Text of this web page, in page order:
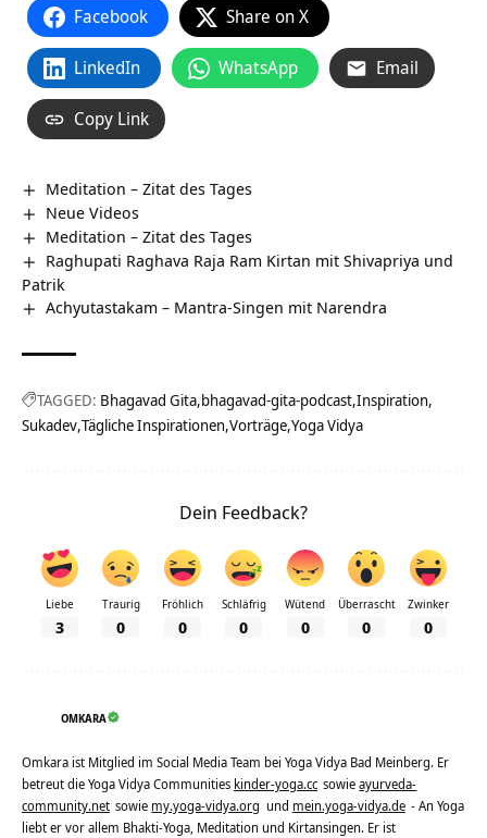
Facebook Share on X
LinkedIn WhatsApp Email
Copy Link
Meditation – Zitat des Tages
Neue Videos
Meditation – Zitat des Tages
Raghupati Raghava Raja Ram Kirtan mit Shivapriya und
Patrik
Achyutastakam – Mantra-Singen mit Narendra
TAGGED: Bhagavad Gita bhagavad-gita-podcast Inspiration
Sukadev Tägliche Inspirationen Vorträge Yoga Vidya
Dein Feedback?
Liebe
3
Traurig
0
Fröhlich
0
Schläfrig
0
Wütend
0
Überrascht
0
Zwinker
0
OMKARA
Omkara ist Mitglied im Social Media Team bei Yoga Vidya Bad Meinberg. Er
betreut die Yoga Vidya Communities kinder-yoga.cc sowieayurveda-
community.net sowie my.yoga-vidya.org und mein.yoga-vidya.de - An Yoga
liebt er vor allem Bhakti-Yoga, Meditation und Kirtansingen. Er ist